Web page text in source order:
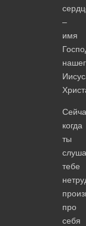
–
имя
когда
ты
тебе
про
себя